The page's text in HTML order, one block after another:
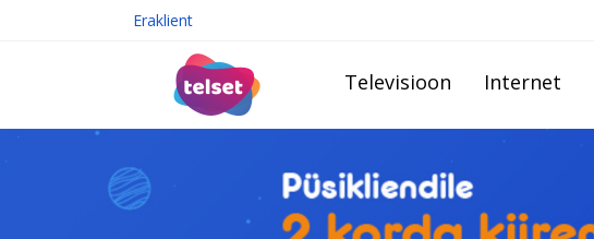
Eraklient
Televisioon Internet